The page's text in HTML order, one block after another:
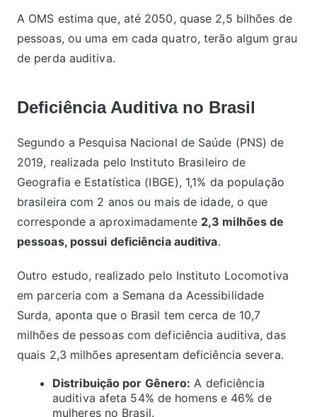
A OMS estima que, até 2050, quase 2,5 bilhões de
pessoas, ou uma em cada quatro, terão algum grau
de perda auditiva.
Deficiência Auditiva no Brasil
Segundo a Pesquisa Nacional de Saúde (PNS) de
2019, realizada pelo Instituto Brasileiro de
Geografia e Estatística (IBGE), 1,1% da população
brasileira com 2 anos ou mais de idade, o que
corresponde a aproximadamente 2,3 milhões de
pessoas, possui deficiência auditiva.
Outro estudo, realizado pelo Instituto Locomotiva
em parceria com a Semana da Acessibilidade
Surda, aponta que o Brasil tem cerca de 10,7
milhões de pessoas com deficiência auditiva, das
quais 2,3 milhões apresentam deficiência severa.
Distribuição por Gênero: A deficiência
auditiva afeta 54% de homens e 46% de
mulheres no Brasil.